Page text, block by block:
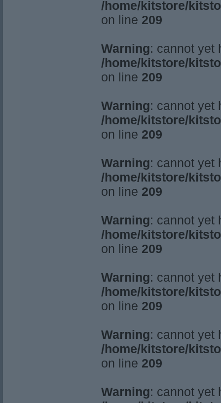
/home/kitstore/
on line 209
Warning: cannot yet
/home/kitstore/
on line 209
Warning: cannot yet
/home/kitstore/
on line 209
Warning: cannot yet
/home/kitstore/
on line 209
Warning: cannot yet
/home/kitstore/
on line 209
Warning: cannot yet
/home/kitstore/
on line 209
Warning: cannot yet
/home/kitstore/
on line 209
Warning: cannot yet